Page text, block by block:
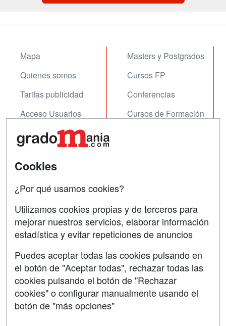
Mapa
Quienes somos
Tarifas publicidad
Acceso Usuarios
Acceso Centros
Masters y Postgrados
Cursos FP
Conferencias
Cursos de Formación
Contactar
Copyleft
Grupo formazion:
Cookies
¿Por qué usamos cookies?
Utilizamos cookies propias y de terceros para
mejorar nuestros servicios, elaborar información
estadística y evitar repeticiones de anuncios
Puedes aceptar todas las cookies pulsando en
el botón de "Aceptar todas", rechazar todas las
cookies pulsando el botón de "Rechazar
cookies" o configurar manualmente usando el
botón de "más opciones"